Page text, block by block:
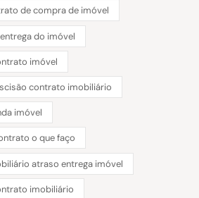
de compra de imóvel
do imóvel
imóvel
contrato imobiliário
imóvel
o que faço
atraso entrega imóvel
imobiliário